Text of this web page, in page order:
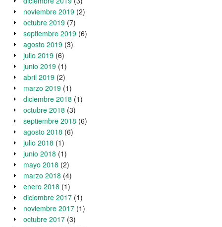
noviembre 2019 (2)
octubre 2019 (7)
septiembre 2019 (6)
agosto 2019 (3)
julio 2019 (6)
junio 2019 (1)
abril 2019 (2)
marzo 2019 (1)
diciembre 2018 (1)
octubre 2018 (3)
septiembre 2018 (6)
agosto 2018 (6)
julio 2018 (1)
junio 2018 (1)
mayo 2018 (2)
marzo 2018 (4)
enero 2018 (1)
diciembre 2017 (1)
noviembre 2017 (1)
octubre 2017 (3)